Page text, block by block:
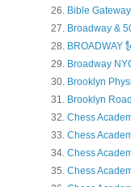
Bible
Broadway &
BROADWAY
Broadway
Brooklyn
Brooklyn
Chess
Chess
Chess
Chess